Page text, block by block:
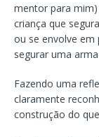
mentor para mim)
criança que
ou se envolve
segurar uma
Fazendo uma
claramente
construção do